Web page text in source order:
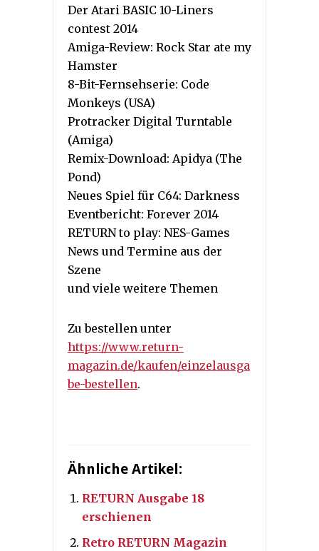
Der Atari BASIC 10-Liners
contest 2014
Amiga-Review: Rock Star ate my
Hamster
8-Bit-Fernsehserie: Code
Monkeys (USA)
Protracker Digital Turntable
(Amiga)
Remix-Download: Apidya (The
Pond)
Neues Spiel für C64: Darkness
Eventbericht: Forever 2014
RETURN to play: NES-Games
News und Termine aus der
Szene
und viele weitere Themen
Zu bestellen unter
https://www.return-
magazin.de/kaufen/einzelausga
be-bestellen.
Ähnliche Artikel:
RETURN Ausgabe 18
erschienen
Retro RETURN Magazin